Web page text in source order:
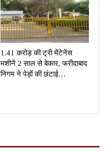
1.41 करोड़ की ट्री मेंटेनेंस
मशीनें 2 साल से बेकार, फरीदाबाद
निगम ने पेड़ों की छंटाई…